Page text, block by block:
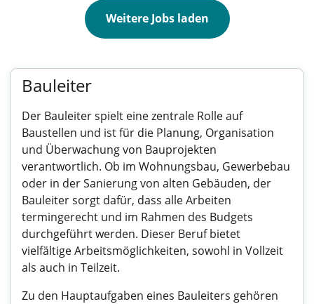
Weitere Jobs laden
Bauleiter
Der Bauleiter spielt eine zentrale Rolle auf
Baustellen und ist für die Planung, Organisation
und Überwachung von Bauprojekten
verantwortlich. Ob im Wohnungsbau, Gewerbebau
oder in der Sanierung von alten Gebäuden, der
Bauleiter sorgt dafür, dass alle Arbeiten
termingerecht und im Rahmen des Budgets
durchgeführt werden. Dieser Beruf bietet
vielfältige Arbeitsmöglichkeiten, sowohl in Vollzeit
als auch in Teilzeit.
Zu den Hauptaufgaben eines Bauleiters gehören